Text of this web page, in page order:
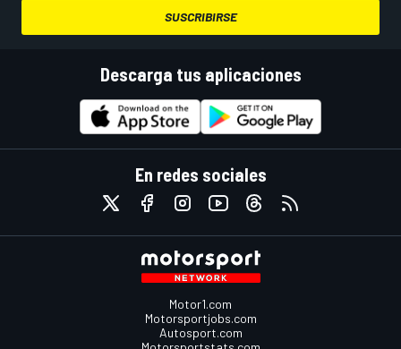
SUSCRIBIRSE
Descarga tus aplicaciones
En redes sociales
Motor1.com
Motorsportjobs.com
Autosport.com